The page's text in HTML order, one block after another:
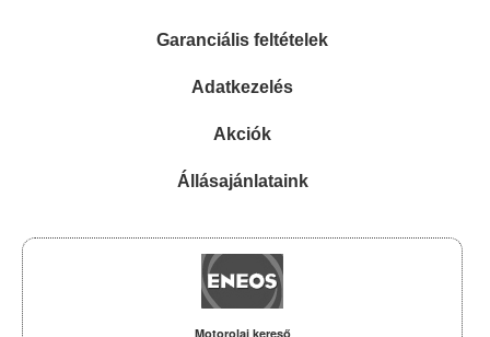
Garanciális feltételek
Adatkezelés
Akciók
Állásajánlataink
Motorolaj kereső